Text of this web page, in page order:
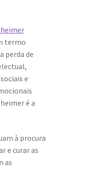
termo
perda de
e
é a
à procura
e curar as
as